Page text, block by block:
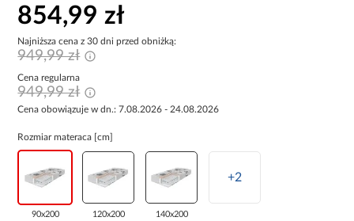
854,99 zł
Najniższa cena z 30 dni przed obniżką:
949,99 zł
Cena regularna
949,99 zł
Cena obowiązuje w dn.: 7.08.2026 - 24.08.2026
Rozmiar materaca [cm]
90x200 120x200 140x200
+2